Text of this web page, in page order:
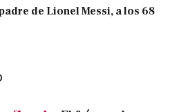
de Lionel Messi, a los 68